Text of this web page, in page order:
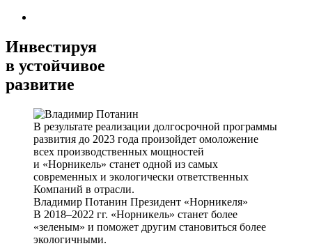
Инвестируя
в устойчивое
развитие
В результате реализации долгосрочной программы
развития до 2023 года произойдет омоложение
всех производственных мощностей
и «Норникель» станет одной из самых
современных и экологически ответственных
Компаний в отрасли.
Владимир Потанин Президент «Норникеля»
В 2018–2022 гг. «Норникель» станет более
«зеленым» и поможет другим становиться более
экологичными.